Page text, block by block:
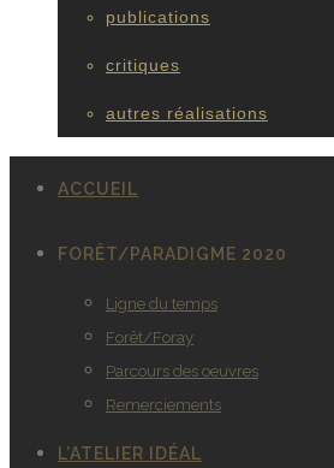
publications
critiques
autres réalisations
ACCUEIL
FORÊT/PARADIGME 2020
Ligne du temps
Forêt/Foray
Parcours des oeuvres
Remerciements
L’ATELIER IDÉAL